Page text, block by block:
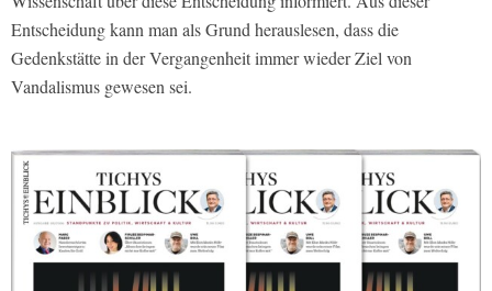
Entscheidung kann man als Grund herauslesen, dass die
Gedenkstätte in der Vergangenheit immer wieder Ziel von
Vandalismus gewesen sei.